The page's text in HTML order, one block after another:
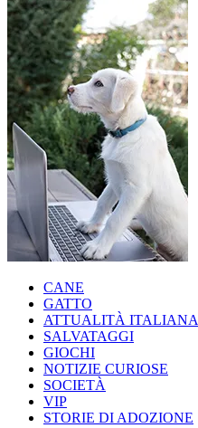
CANE
GATTO
ATTUALITÀ ITALIANA
SALVATAGGI
GIOCHI
NOTIZIE CURIOSE
SOCIETÀ
VIP
STORIE DI ADOZIONE